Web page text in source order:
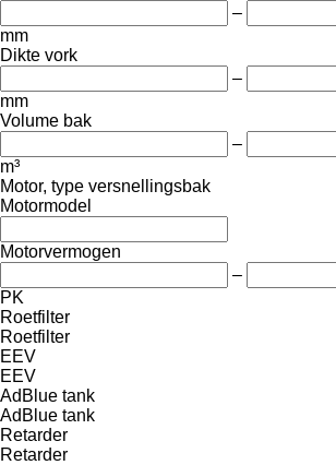
–
mm
Dikte vork
–
mm
Volume bak
–
m³
Motor, type versnellingsbak
Motormodel
Motorvermogen
–
PK
Roetfilter
Roetfilter
EEV
EEV
AdBlue tank
AdBlue tank
Retarder
Retarder